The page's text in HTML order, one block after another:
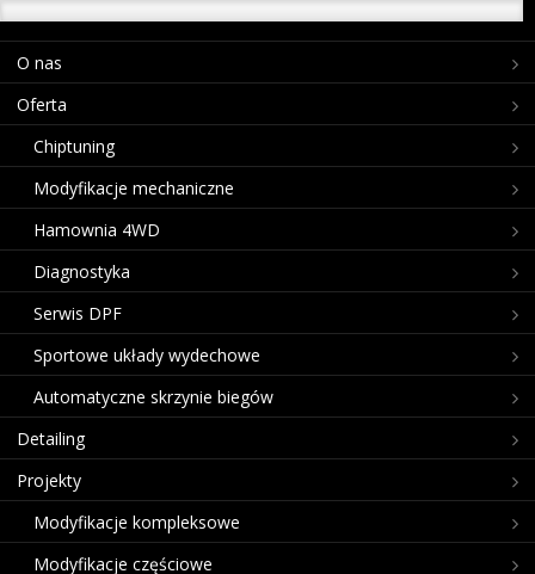
O nas
Oferta
Chiptuning
Modyfikacje mechaniczne
Hamownia 4WD
Diagnostyka
Serwis DPF
Sportowe układy wydechowe
Automatyczne skrzynie biegów
Detailing
Projekty
Modyfikacje kompleksowe
Modyfikacje częściowe